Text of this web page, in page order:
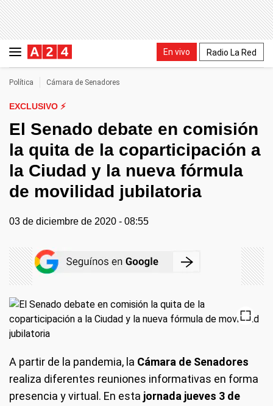
En vivo Radio La Red
Política Cámara de Senadores
EXCLUSIVO ⚡
El Senado debate en comisión
la quita de la coparticipación a
la Ciudad y la nueva fórmula
de movilidad jubilatoria
03 de diciembre de 2020 - 08:55
A partir de la pandemia, la Cámara de Senadores
realiza diferentes reuniones informativas en forma
presencia y virtual. En esta jornada jueves 3 de